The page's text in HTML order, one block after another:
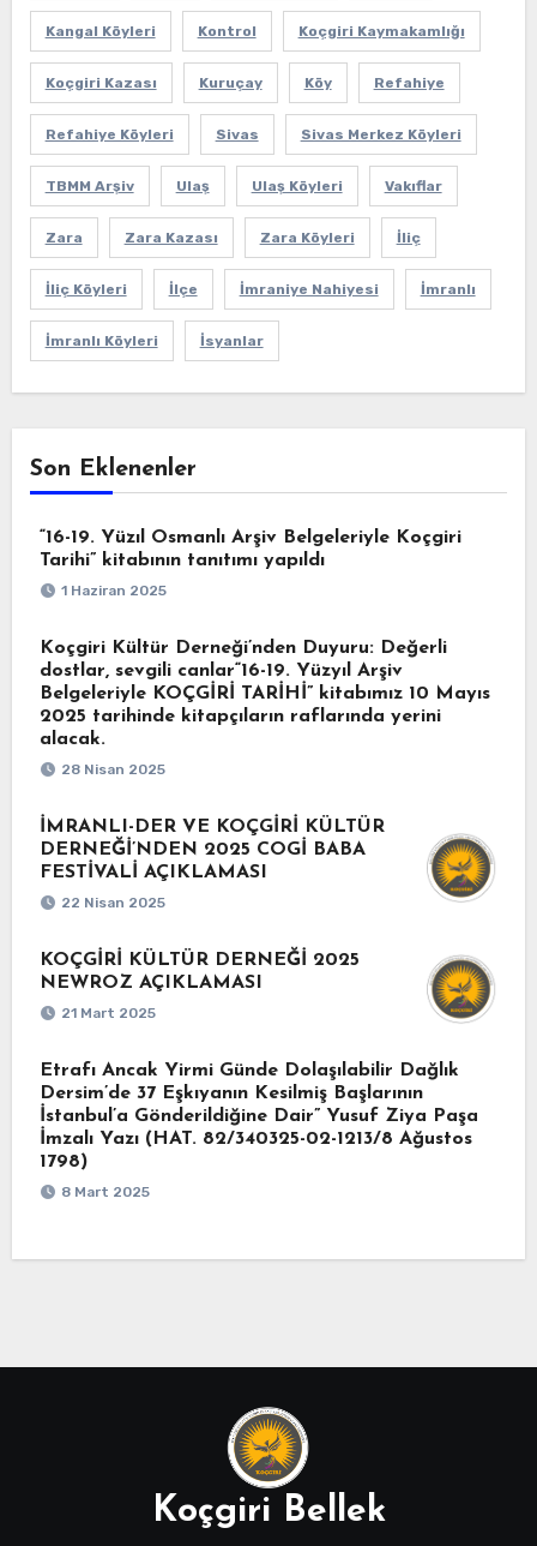
Kangal Köyleri Kontrol Koçgiri Kaymakamlığı
Koçgiri Kazası Kuruçay Köy Refahiye
Refahiye Köyleri Sivas Sivas Merkez Köyleri
TBMM Arşiv Ulaş Ulaş Köyleri Vakıflar
Zara Zara Kazası Zara Köyleri İliç
İliç Köyleri İlçe İmraniye Nahiyesi İmranlı
İmranlı Köyleri İsyanlar
Son Eklenenler
“16-19. Yüzıl Osmanlı Arşiv Belgeleriyle Koçgiri
Tarihi” kitabının tanıtımı yapıldı
1 Haziran 2025
Koçgiri Kültür Derneği’nden Duyuru: Değerli
dostlar, sevgili canlar“16-19. Yüzyıl Arşiv
Belgeleriyle KOÇGİRİ TARİHİ” kitabımız 10 Mayıs
2025 tarihinde kitapçıların raflarında yerini
alacak.
28 Nisan 2025
İMRANLI-DER VE KOÇGİRİ KÜLTÜR
DERNEĞİ’NDEN 2025 COGİ BABA
FESTİVALİ AÇIKLAMASI
22 Nisan 2025
KOÇGİRİ KÜLTÜR DERNEĞİ 2025
NEWROZ AÇIKLAMASI
21 Mart 2025
Etrafı Ancak Yirmi Günde Dolaşılabilir Dağlık
Dersim’de 37 Eşkıyanın Kesilmiş Başlarının
İstanbul’a Gönderildiğine Dair” Yusuf Ziya Paşa
İmzalı Yazı (HAT. 82/340325-02-1213/8 Ağustos
1798)
8 Mart 2025
Koçgiri Bellek